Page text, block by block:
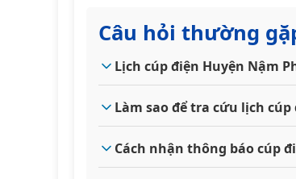
Câu hỏi thường
Lịch cúp điện Huyện Nậm
Làm sao để tra cứu lịch
Cách nhận thông báo cúp